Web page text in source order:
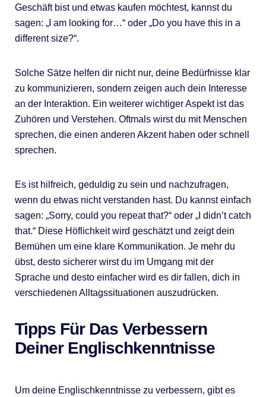
Geschäft bist und etwas kaufen möchtest, kannst du
sagen: „I am looking for…“ oder „Do you have this in a
different size?“.
Solche Sätze helfen dir nicht nur, deine Bedürfnisse klar
zu kommunizieren, sondern zeigen auch dein Interesse
an der Interaktion. Ein weiterer wichtiger Aspekt ist das
Zuhören und Verstehen. Oftmals wirst du mit Menschen
sprechen, die einen anderen Akzent haben oder schnell
sprechen.
Es ist hilfreich, geduldig zu sein und nachzufragen,
wenn du etwas nicht verstanden hast. Du kannst einfach
sagen: „Sorry, could you repeat that?“ oder „I didn’t catch
that.“ Diese Höflichkeit wird geschätzt und zeigt dein
Bemühen um eine klare Kommunikation. Je mehr du
übst, desto sicherer wirst du im Umgang mit der
Sprache und desto einfacher wird es dir fallen, dich in
verschiedenen Alltagssituationen auszudrücken.
Tipps Für Das Verbessern
Deiner Englischkenntnisse
Um deine Englischkenntnisse zu verbessern, gibt es